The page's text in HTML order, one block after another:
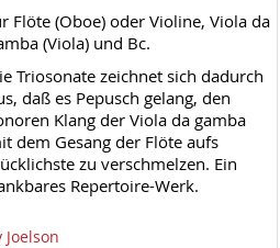
Flöte (Oboe) oder Violine, Viola da
(Viola) und Bc.
Triosonate zeichnet sich dadurch
daß es Pepusch gelang, den
Klang der Viola da gamba
dem Gesang der Flöte aufs
zu verschmelzen. Ein
Repertoire-Werk.
Joelson